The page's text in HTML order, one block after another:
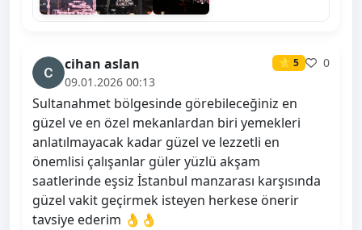
cihan aslan ⭐ 5
0
09.01.2026 00:13
Sultanahmet bölgesinde görebileceğiniz en
güzel ve en özel mekanlardan biri yemekleri
anlatılmayacak kadar güzel ve lezzetli en
önemlisi çalışanlar güler yüzlü akşam
saatlerinde eşsiz İstanbul manzarası karşısında
güzel vakit geçirmek isteyen herkese önerir
tavsiye ederim 👌👌